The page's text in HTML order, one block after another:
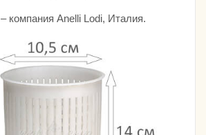
– компания Anelli Lodi, Италия.